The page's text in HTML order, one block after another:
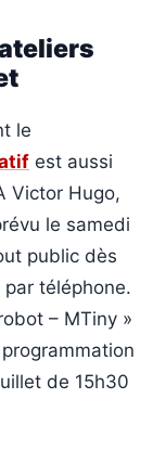
le
est aussi
Victor Hugo,
le samedi
public dès
téléphone.
– MTiny »
de 15h30